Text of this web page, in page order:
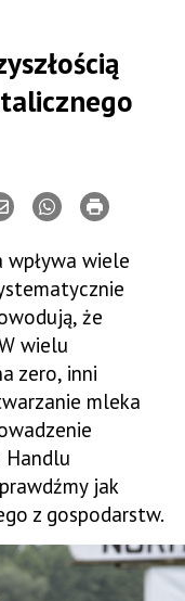
wpływa wiele
że
wielu
zero, inni
mleka
Handlu
jak
z gospodarstw.